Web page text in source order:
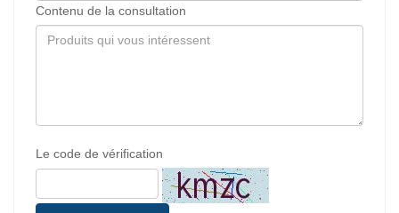
Contenu de la consultation
Le code de vérification